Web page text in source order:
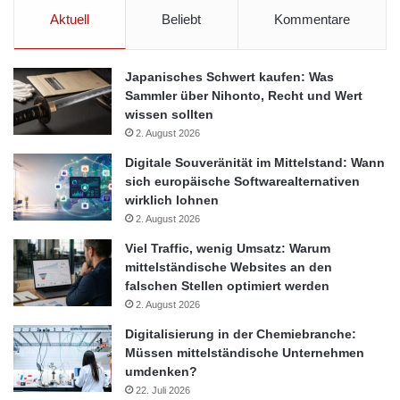
Aktuell Beliebt Kommentare
Japanisches Schwert kaufen: Was
Sammler über Nihonto, Recht und Wert
wissen sollten
2. August 2026
Digitale Souveränität im Mittelstand: Wann
sich europäische Softwarealternativen
wirklich lohnen
2. August 2026
Viel Traffic, wenig Umsatz: Warum
mittelständische Websites an den
falschen Stellen optimiert werden
2. August 2026
Digitalisierung in der Chemiebranche:
Müssen mittelständische Unternehmen
umdenken?
22. Juli 2026